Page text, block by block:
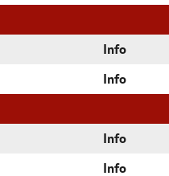
Info
Info
Info
Info